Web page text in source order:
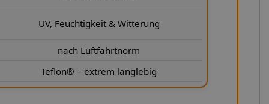
UV, Feuchtigkeit & Witterung
nach Luftfahrtnorm
Teflon® – extrem langlebig